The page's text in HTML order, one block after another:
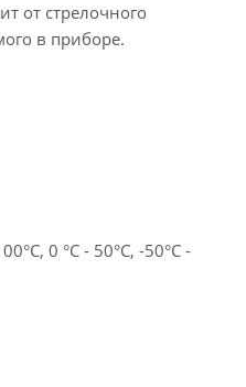
от стрелочного
в приборе.
0 °C - 50°C, -50°C -